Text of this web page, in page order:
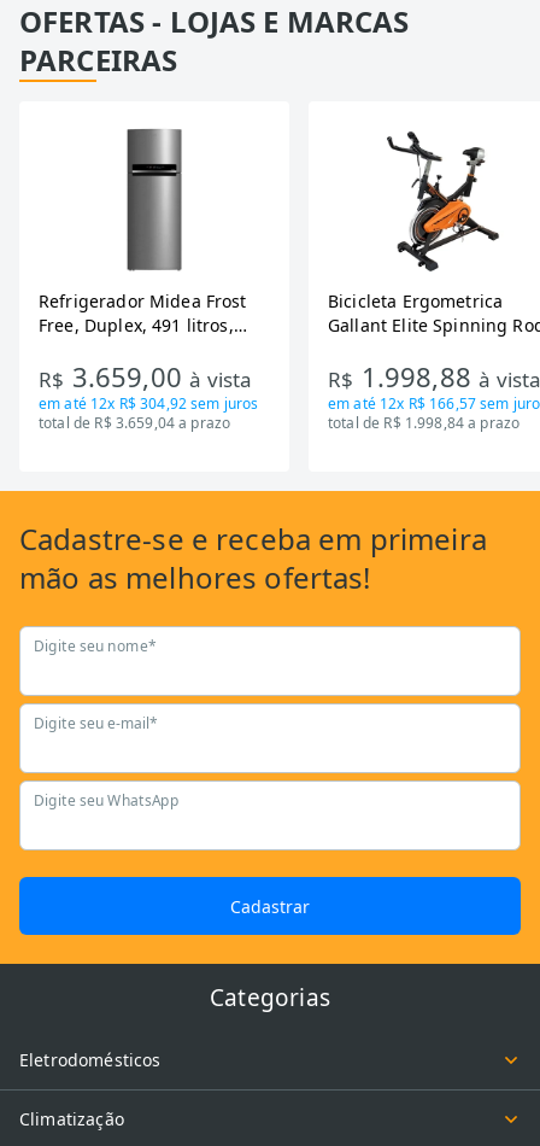
OFERTAS - LOJAS E MARCAS
PARCEIRAS
Refrigerador Midea Frost
Free, Duplex, 491 litros,
RT650EVK463)
R$ 3.659,00à vista
em até 12x R$ 304,92sem juros
total de R$ 3.659,04 a prazo
Bicicleta Ergometrica
Gallant Elite Spinning
Mecanica GSB13HBTA-PT
R$ 1.998,88à
em até 12x R$ 166,57sem
total de R$ 1.998,84 a prazo
Cadastre-se e receba em primeira
mão as melhores ofertas!
Digite seu nome*
Digite seu e-mail*
Digite seu WhatsApp
Cadastrar
Categorias
Eletrodomésticos
Climatização